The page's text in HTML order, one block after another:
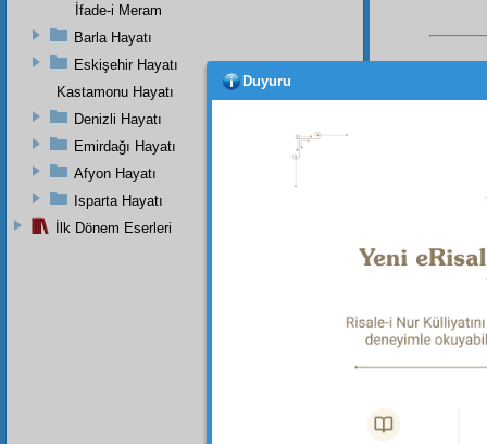
İfade-i Meram
Barla Hayatı
Eskişehir Hayatı
Kastamonu Hayatı
Denizli Hayatı
Emirdağı Hayatı
Afyon Hayatı
Isparta Hayatı
İlk Dönem Eserleri
Duyuru